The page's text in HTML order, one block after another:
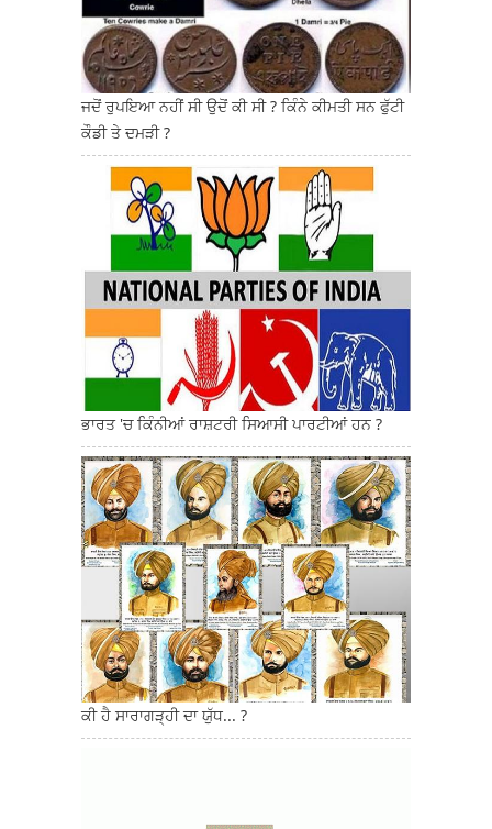
ਜਦੋਂ ਰੁਪਇਆ ਨਹੀਂ ਸੀ ਉਦੋਂ ਕੀ ਸੀ ? ਕਿੰਨੇ ਕੀਮਤੀ ਸਨ ਫੁੱਟੀ
ਕੌਡੀ ਤੇ ਦਮੜੀ ?
ਭਾਰਤ 'ਚ ਕਿੰਨੀਆਂ ਰਾਸ਼ਟਰੀ ਸਿਆਸੀ ਪਾਰਟੀਆਂ ਹਨ ?
ਕੀ ਹੈ ਸਾਰਾਗੜ੍ਹੀ ਦਾ ਯੁੱਧ... ?